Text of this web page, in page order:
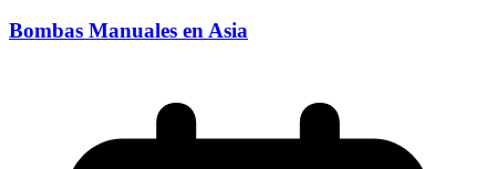
Bombas Manuales en Asia